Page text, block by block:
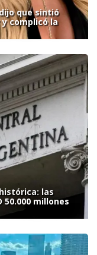
que sintió
complicó la
las
50.000 millones